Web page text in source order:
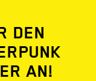
DEN
AN!